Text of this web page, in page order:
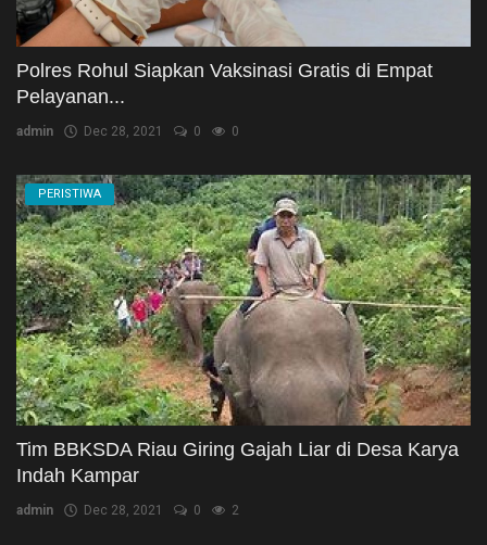
Polres Rohul Siapkan Vaksinasi Gratis di Empat
Pelayanan...
admin Dec 28, 2021 0 0
PERISTIWA
Tim BBKSDA Riau Giring Gajah Liar di Desa Karya
Indah Kampar
admin Dec 28, 2021 0 2